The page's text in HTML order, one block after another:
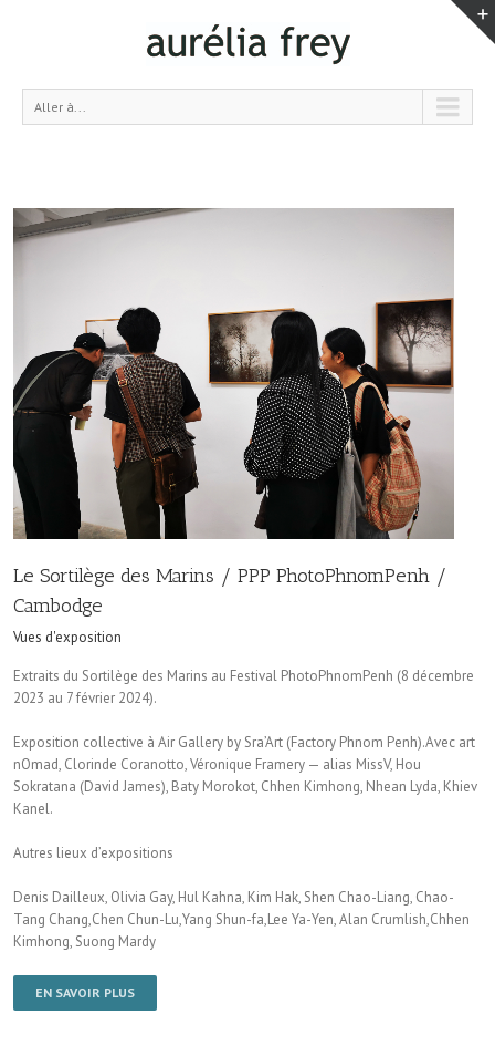
Aller à...
Le Sortilège des Marins / PPP PhotoPhnomPenh /
Cambodge
Vues d'exposition
Extraits du Sortilège des Marins au Festival PhotoPhnomPenh (8 décembre
2023 au 7 février 2024).
Exposition collective à Air Gallery by Sra’Art (Factory Phnom Penh).Avec art
nOmad, Clorinde Coranotto, Véronique Framery — alias MissV, Hou
Sokratana (David James), Baty Morokot, Chhen Kimhong, Nhean Lyda, Khiev
Kanel.
Autres lieux d’expositions
Denis Dailleux, Olivia Gay, Hul Kahna, Kim Hak, Shen Chao-Liang, Chao-
Tang Chang,Chen Chun-Lu,Yang Shun-fa,Lee Ya-Yen, Alan Crumlish,Chhen
Kimhong, Suong Mardy
EN SAVOIR PLUS